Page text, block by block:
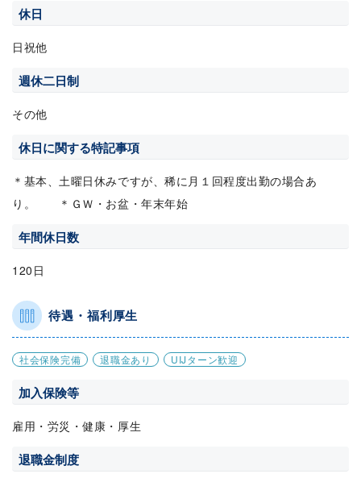
休日
日祝他
週休二日制
その他
休日に関する特記事項
＊基本、土曜日休みですが、稀に月１回程度出勤の場合あ
り。 ＊ＧＷ・お盆・年末年始
年間休日数
120日
待遇・福利厚生
社会保険完備 退職金あり UIJターン歓迎
加入保険等
雇用・労災・健康・厚生
退職金制度